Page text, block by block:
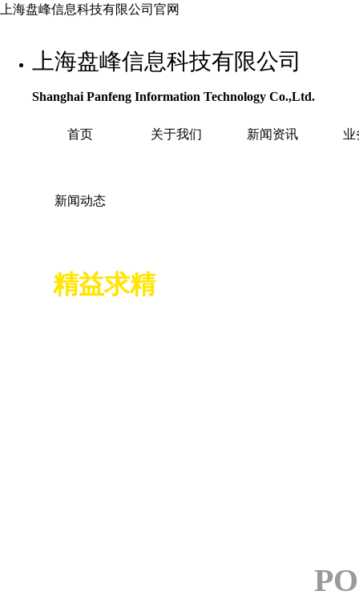
上海盘峰信息科技有限公司官网
精益求精
首页 关于我们 新闻资讯 业
新闻动态
上海盘峰信息科技有限公司
Shanghai Panfeng Information Technology Co.,Ltd.